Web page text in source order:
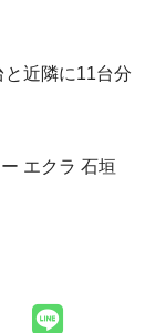
近隣に11台分
エクラ 石垣